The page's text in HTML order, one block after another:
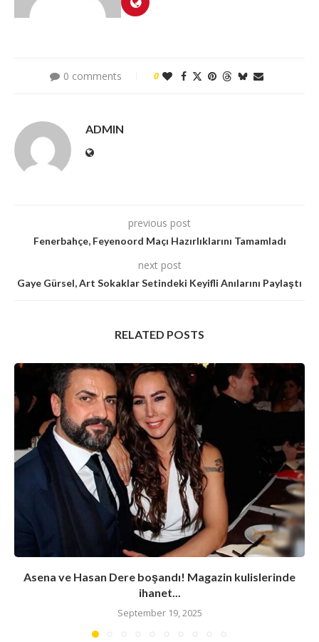
0 comments 0
ADMIN
previous post
Fenerbahçe, Feyenoord Maçı Hazırlıklarını Tamamladı
next post
Gaye Gürsel, Art Sokaklar Setindeki Keyifli Anılarını Paylaştı
RELATED POSTS
Asena ve Hasan Dere boşandı! Magazin kulislerinde
ihanet...
September 19, 2025